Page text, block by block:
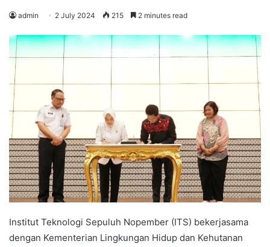
admin 2 July 2024 215 2 minutes read
Institut Teknologi Sepuluh Nopember (ITS) bekerjasama
dengan Kementerian Lingkungan Hidup dan Kehutanan